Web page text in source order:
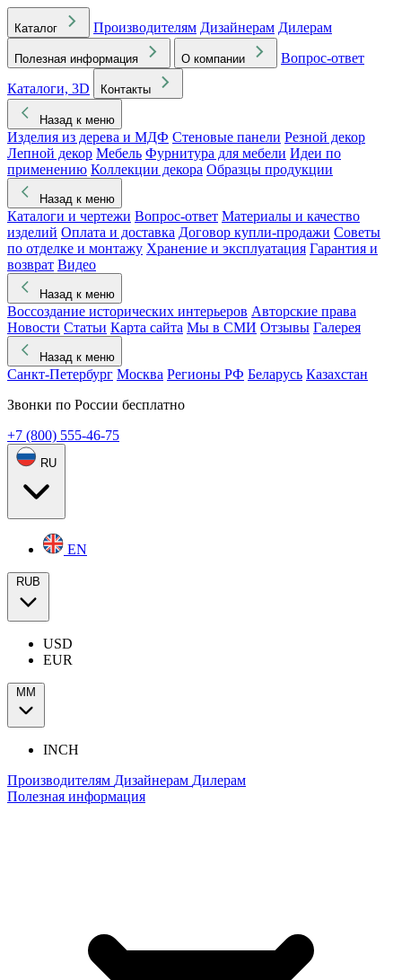
Каталог Производителям Дизайнерам Дилерам
Полезная информация О компании
Вопрос-ответ
Каталоги, 3D
Контакты
Назад к меню
Изделия из дерева и МДФ Стеновые панели Резной декор
Лепной декор Мебель Фурнитура для мебели Идеи по
применению Коллекции декора Образцы продукции
Назад к меню
Каталоги и чертежи Вопрос-ответ Материалы и качество
изделий Оплата и доставка Договор купли-продажи Советы
по отделке и монтажу Хранение и эксплуатация Гарантия и
возврат Видео
Назад к меню
Воссоздание исторических интерьеров Авторские права
Новости Статьи Карта сайта Мы в СМИ Отзывы Галерея
Назад к меню
Санкт-Петербург Москва Регионы РФ Беларусь Казахстан
Звонки по России бесплатно
+7 (800) 555-46-75
RU
EN
RUB
USD
EUR
ММ
INCH
Производителям Дизайнерам Дилерам
Полезная информация